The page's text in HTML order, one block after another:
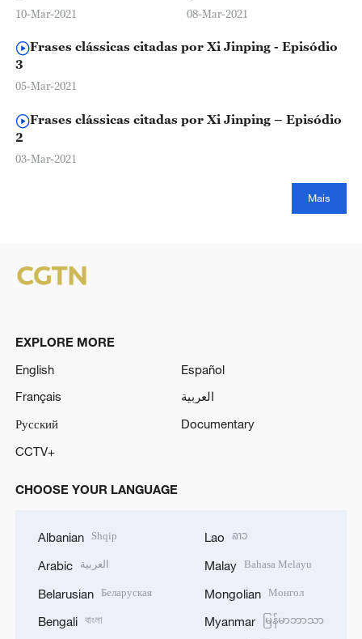
10-Mar-2021 08-Mar-2021
Frases clássicas citadas por Xi Jinping - Episódio
3
05-Mar-2021
Frases clássicas citadas por Xi Jinping – Episódio
2
03-Mar-2021
Mais
EXPLORE MORE
English
Español
Français
العربية
Русский
Documentary
CCTV+
CHOOSE YOUR LANGUAGE
Albanian Shqip
Arabic العربية
Belarusian Беларуская
Bengali বাংলা
Lao ລາວ
Malay Bahasa Melayu
Mongolian Монгол
Myanmar မြန်မာဘာသာ